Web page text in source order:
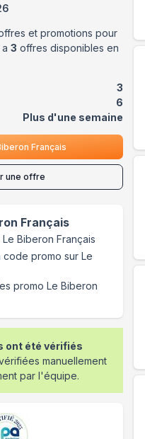
et promotions pour
a 3 offres disponibles en
3
6
Plus d'une semaine
Français
une offre
Français
Le Biberon Français
code promo sur Le
promo Le Biberon
ont été vérifiés
manuellement
par l'équipe.